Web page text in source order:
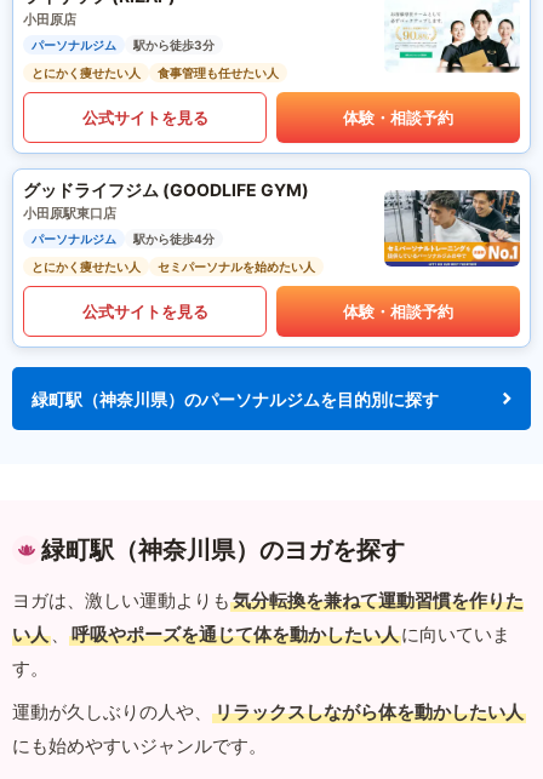
小田原店
パーソナルジム
駅から徒歩3分
とにかく痩せたい人
食事管理も任せたい人
公式サイトを見る 体験・相談予約
グッドライフジム (GOODLIFE GYM)
小田原駅東口店
パーソナルジム
駅から徒歩4分
とにかく痩せたい人
セミパーソナルを始めたい人
公式サイトを見る 体験・相談予約
緑町駅（神奈川県）のパーソナルジムを目的別に探す
緑町駅（神奈川県）のヨガを探す
ヨガは、激しい運動よりも 気分転換を兼ねて運動習慣を作りた
い人 、 呼吸やポーズを通じて体を動かしたい人に向いていま
す。
運動が久しぶりの人や、
リラックスしながら体を動かしたい人
にも始めやすいジャンルです。